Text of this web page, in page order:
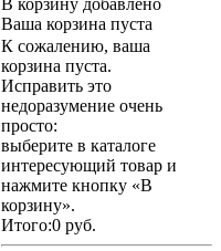
В корзину добавлено
Ваша корзина пуста
К сожалению, ваша
корзина пуста.
Исправить это
недоразумение очень
просто:
выберите в каталоге
интересующий товар и
нажмите кнопку «В
корзину».
Итого:0 руб.